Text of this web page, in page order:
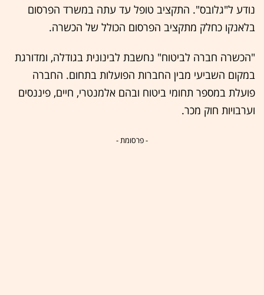
נודע ל"גלובס". התקציב טופל עד עתה במשרד הפרסום
בלאנקו כחלק מתקציב הפרסום הכולל של הכשרה.
"הכשרה חברה לביטוח" נחשבת לבינונית בגודלה, ומדורגת
במקום השביעי מבין החברות הפועלות בתחום. החברה
פועלת במספר תחומי ביטוח ובהם אלמנטרי, חיים, פיננסים
וערבויות חוק מכר.
- פרסומת -